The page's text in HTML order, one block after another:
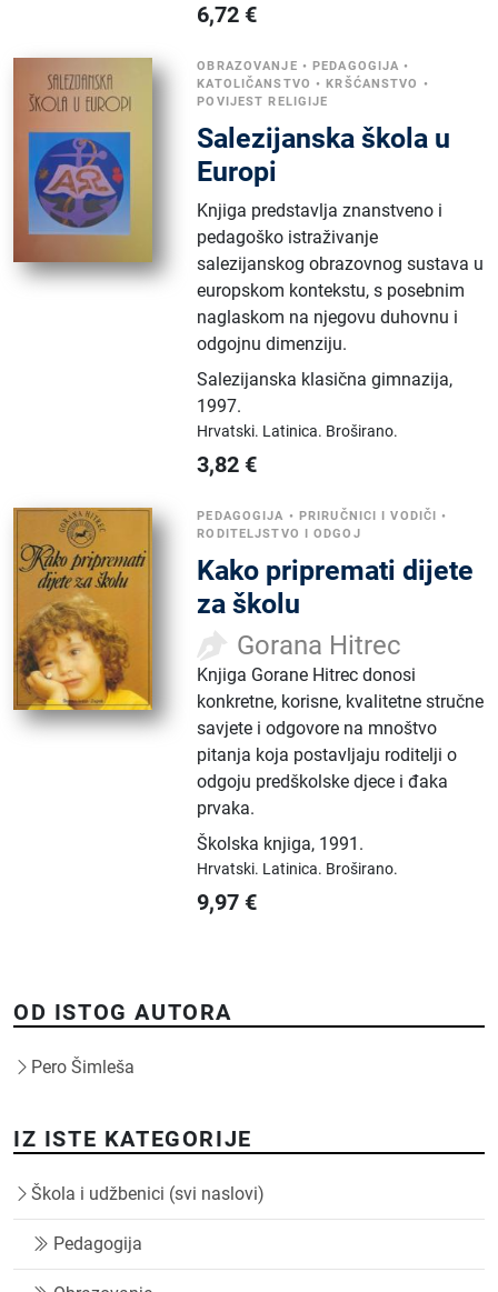
6,72 €
OBRAZOVANJE • PEDAGOGIJA •
KATOLIČANSTVO • KRŠĆANSTVO •
POVIJEST RELIGIJE
Salezijanska škola u
Europi
Knjiga predstavlja znanstveno i
pedagoško istraživanje
salezijanskog obrazovnog sustava u
europskom kontekstu, s posebnim
naglaskom na njegovu duhovnu i
odgojnu dimenziju.
Salezijanska klasična gimnazija,
1997.
Hrvatski. Latinica. Broširano.
3,82 €
PEDAGOGIJA • PRIRUČNICI I VODIČI
•
RODITELJSTVO I ODGOJ
Kako pripremati dijete
za školu
Gorana Hitrec
Knjiga Gorane Hitrec donosi
konkretne, korisne, kvalitetne stručne
savjete i odgovore na mnoštvo
pitanja koja postavljaju roditelji o
odgoju predškolske djece i đaka
prvaka.
Školska knjiga, 1991.
Hrvatski. Latinica. Broširano.
9,97 €
OD ISTOG AUTORA
Pero Šimleša
IZ ISTE KATEGORIJE
Škola i udžbenici (svi naslovi)
Pedagogija